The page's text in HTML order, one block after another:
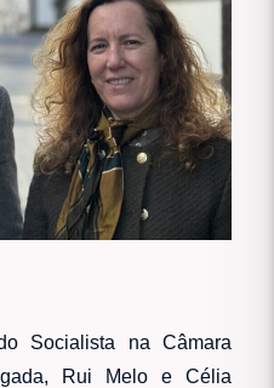
Socialista na Câmara
Rui Melo e Célia